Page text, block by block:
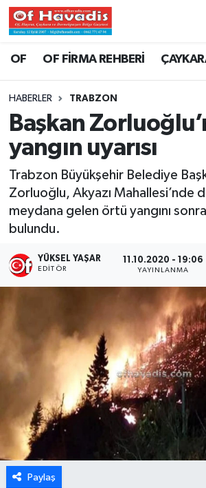
OF OF FİRMA REHBERİ
HABERLER TRABZON
Başkan
yangın uyarısı
Trabzon Büyükşehir Belediye
Zorluoğlu, Akyazı Mahallesi’nde
meydana gelen örtü yangını
bulundu.
YÜKSEL YAŞAR
EDITÖR
11.10.2020 - 19:06
YAYINLANMA
Paylaş
Trabzon Nöbetçi Eczaneler
Trabzon Namaz Vakitleri
Trabzon Trafik Yoğunluk
Süper Lig Puan Durumu ve
Tüm Manşetler
Son Dakika Haberleri